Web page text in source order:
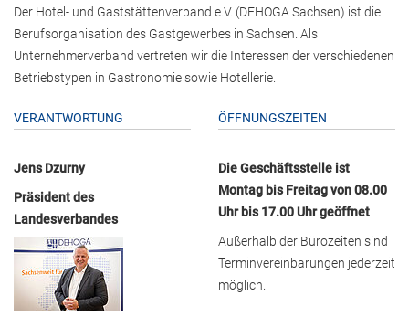
Der Hotel- und Gaststättenverband e.V. (DEHOGA Sachsen) ist die
Berufsorganisation des Gastgewerbes in Sachsen. Als
Unternehmerverband vertreten wir die Interessen der verschiedenen
Betriebstypen in Gastronomie sowie Hotellerie.
VERANTWORTUNG
Jens Dzurny
Präsident des
Landesverbandes
ÖFFNUNGSZEITEN
Die Geschäftsstelle ist
Montag bis Freitag von 08.00
Uhr bis 17.00 Uhr geöffnet
Außerhalb der Bürozeiten sind
Terminvereinbarungen jederzeit
möglich.